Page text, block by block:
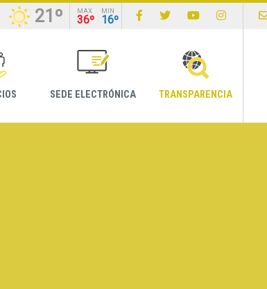
21º MAX
36º
MIN
16º
SEDE ELECTRÓNICA TRANSPARENCIA